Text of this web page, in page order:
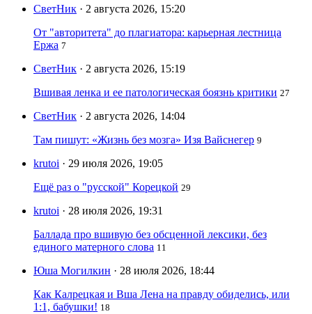
СветНик · 2 августа 2026, 15:20
От "авторитета" до плагиатора: карьерная лестница
Ержа 7
СветНик · 2 августа 2026, 15:19
Вшивая ленка и ее патологическая боязнь критики 27
СветНик · 2 августа 2026, 14:04
Там пишут: «Жизнь без мозга» Изя Вайснегер 9
krutoi · 29 июля 2026, 19:05
Ещё раз о "русской" Корецкой 29
krutoi · 28 июля 2026, 19:31
Баллада про вшивую без обсценной лексики, без
единого матерного слова 11
Юша Могилкин · 28 июля 2026, 18:44
Как Калрецкая и Вша Лена на правду обиделись, или
1:1, бабушки! 18